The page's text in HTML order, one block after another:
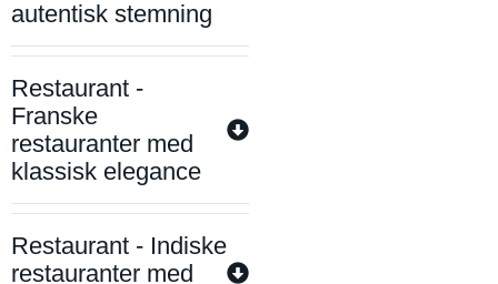
autentisk stemning
Restaurant -
Franske
restauranter med
klassisk elegance
Restaurant - Indiske
restauranter med